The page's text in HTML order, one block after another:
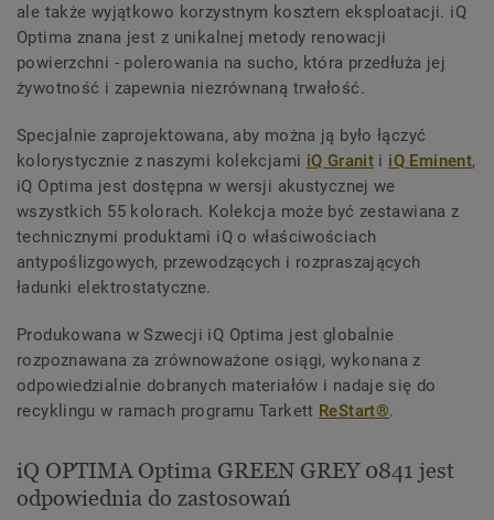
ale także wyjątkowo korzystnym kosztem eksploatacji. iQ
Optima znana jest z unikalnej metody renowacji
powierzchni - polerowania na sucho, która przedłuża jej
żywotność i zapewnia niezrównaną trwałość.
Specjalnie zaprojektowana, aby można ją było łączyć
kolorystycznie z naszymi kolekcjami iQ Granit i iQ Eminent,
iQ Optima jest dostępna w wersji akustycznej we
wszystkich 55 kolorach. Kolekcja może być zestawiana z
technicznymi produktami iQ o właściwościach
antypoślizgowych, przewodzących i rozpraszających
ładunki elektrostatyczne.
Produkowana w Szwecji iQ Optima jest globalnie
rozpoznawana za zrównoważone osiągi, wykonana z
odpowiedzialnie dobranych materiałów i nadaje się do
recyklingu w ramach programu Tarkett ReStart®.
iQ OPTIMA Optima GREEN GREY 0841 jest
odpowiednia do zastosowań